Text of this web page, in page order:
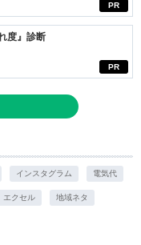
PR
PR
度』診断
インスタグラム 電気代
エクセル 地域ネタ